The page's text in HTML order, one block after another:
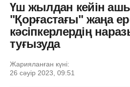
Үш жылдан кейін
"Қорғастағы" жаңа
кәсіпкерлердің
туғызуда
Жарияланған күні:
26 сәуір 2023, 09:51